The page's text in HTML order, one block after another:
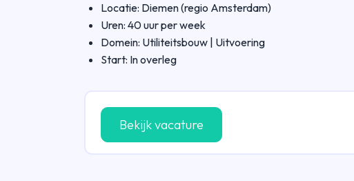
Locatie: Diemen (regio Amsterdam)
Uren: 40 uur per week
Domein: Utiliteitsbouw | Uitvoering
Start: In overleg
Bekijk vacature